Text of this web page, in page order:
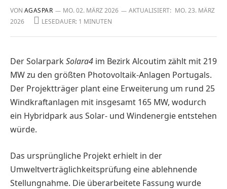
VON AGASPAR MO. 02. MÄRZ 2026 AKTUALISIERT: MO. 23. MÄRZ
2026
LESEDAUER: 1 MINUTEN
Der Solarpark Solara4 im Bezirk Alcoutim zählt mit 219
MW zu den größten Photovoltaik-Anlagen Portugals.
Der Projektträger plant eine Erweiterung um rund 25
Windkraftanlagen mit insgesamt 165 MW, wodurch
ein Hybridpark aus Solar- und Wind­energie entstehen
würde.
Das ursprüngliche Projekt erhielt in der
Umweltverträglichkeitsprüfung eine ablehnende
Stellungnahme. Die überarbeitete Fassung wurde